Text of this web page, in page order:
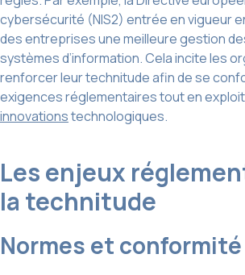
cybersécurité (NIS2) entrée en vigueur
des entreprises une meilleure gestion
systèmes d’information. Cela incite les
renforcer leur technitude afin de se
exigences réglementaires tout en
innovationstechnologiques.
Les enjeux
la technitude
Normes et conformité